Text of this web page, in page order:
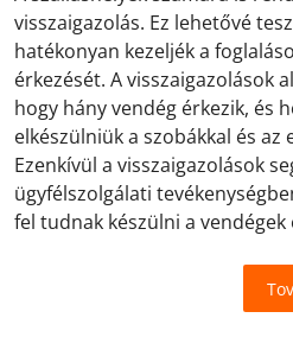
visszaigazolás. Ez lehetővé
hatékonyan kezeljék a
érkezését. A visszaigazolások
hogy hány vendég érkezik, és
elkészülniük a szobákkal és az
Ezenkívül a visszaigazolások
ügyfélszolgálati
fel tudnak készülni a vendégek